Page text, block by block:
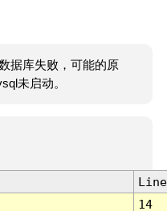
据库失败，可能的原
未启动。
Line
14